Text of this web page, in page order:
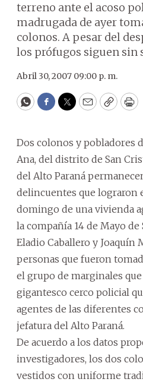
terreno ante el acoso
madrugada de ayer
colonos. A pesar del
los prófugos siguen sin
Abril 30, 2007 09:00 p. m.
WhatsApp
Facebook
Twitter
EmailCopy
Dos colonos y pobladores
Ana, del distrito de San
del Alto Paraná
delincuentes que lograron
domingo de una vivienda
la compañía 14 de Mayo de
Eladio Caballero y Joaquín
personas que fueron
el grupo de marginales que
gigantesco cerco policial
agentes de las diferentes
jefatura del Alto Paraná.
De acuerdo a los datos
investigadores, los dos
vestidos con uniforme